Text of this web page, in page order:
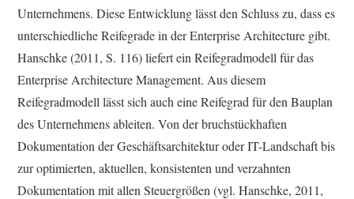
Unternehmens. Diese Entwicklung lässt den Schluss zu, dass es
unterschiedliche Reifegrade in der Enterprise Architecture gibt.
Hanschke (2011, S. 116) liefert ein Reifegradmodell für das
Enterprise Architecture Management. Aus diesem
Reifegradmodell lässt sich auch eine Reifegrad für den Bauplan
des Unternehmens ableiten. Von der bruchstückhaften
Dokumentation der Geschäftsarchitektur oder IT-Landschaft bis
zur optimierten, aktuellen, konsistenten und verzahnten
Dokumentation mit allen Steuergrößen (vgl. Hanschke, 2011,